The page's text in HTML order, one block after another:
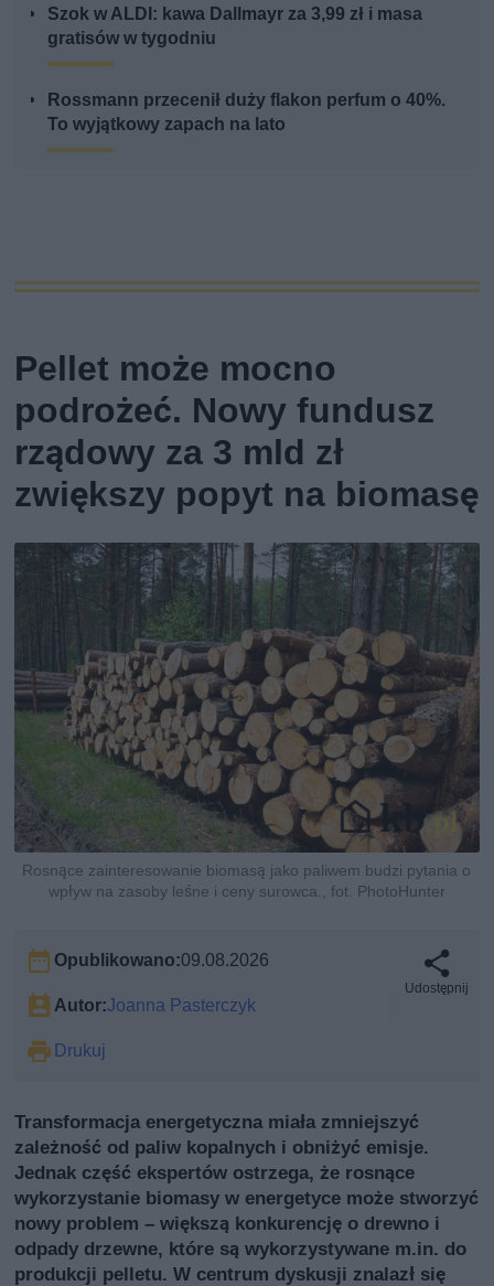
Szok w ALDI: kawa Dallmayr za 3,99 zł i masa
gratisów w tygodniu
Rossmann przecenił duży flakon perfum o 40%.
To wyjątkowy zapach na lato
Pellet może mocno
podrożeć. Nowy fundusz
rządowy za 3 mld zł
zwiększy popyt na biomasę
Rosnące zainteresowanie biomasą jako paliwem budzi pytania o
wpływ na zasoby leśne i ceny surowca., fot. PhotoHunter
Opublikowano:09.08.2026
Autor:Joanna Pasterczyk
Drukuj
Udostępnij
Transformacja energetyczna miała zmniejszyć
zależność od paliw kopalnych i obniżyć emisje.
Jednak część ekspertów ostrzega, że rosnące
wykorzystanie biomasy w energetyce może stworzyć
nowy problem – większą konkurencję o drewno i
odpady drzewne, które są wykorzystywane m.in. do
produkcji pelletu. W centrum dyskusji znalazł się